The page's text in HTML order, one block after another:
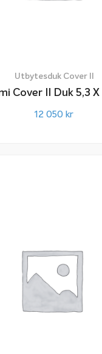
Utbytesduk Cover II
Miami Cover II
12 050 kr